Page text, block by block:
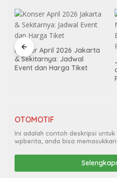
Konser April 2026 Jakarta
& Sekitarnya: Jadwal
Event dan Harga Tiket
OTOMOTIF
Ini adalah contoh deskripsi
wpberita, anda bisa